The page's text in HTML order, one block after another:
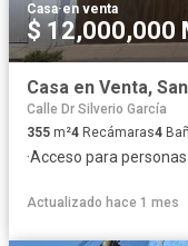
Casa·en venta
$ 12,000,000
Calle Dr Silverio García
355 m²4 Recámaras4
·Acceso para
Actualizado hace 1 mes